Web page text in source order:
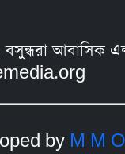
আবাসিক
by M M